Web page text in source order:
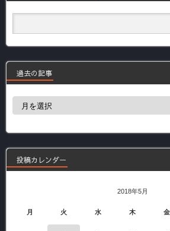
過去の記事
事
投稿カレンダー
2018年5月
月 火 水 木 金